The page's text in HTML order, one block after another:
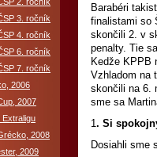
Barabéri
finalistami so
skončili 2. v
penalty. Tie
Kedže KPPB
Vzhladom na
skončili na 6.
sme sa
1. Si
Dosiahli sme
3. ročník
4. ročník
6. ročník
7. ročník
2006
2007
Extraligu
2008
2009